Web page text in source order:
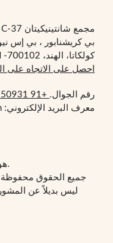
مجمع شانتينيكيتان C-37
بي كريشنابور ، بي إس
كولكاتا، الهند، PIN -700102
احصل على الاتجاه على
رقم الجوال. +91 9748750931
معرف البريد الإلكتروني: support@verywelfit.com
© 2026 Verywelfit هو موقع لياقة بدنية.
جميع الحقوق محفوظة.